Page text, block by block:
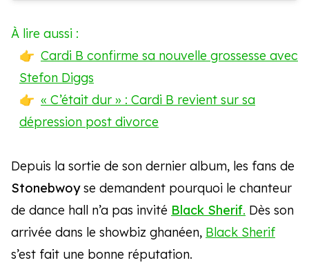
Depuis la sortie de son dernier album, les fans de
Stonebwoyse demandent pourquoi le chanteur
de dance hall n’a pas invité Black Sherif. Dès son
arrivée dans le showbiz ghanéen, Black Sherif
s’est fait une bonne réputation.
À lire aussi :
Cardi B confirme sa nouvelle grossesse avec
Stefon Diggs
« C’était dur » : Cardi B revient sur sa
dépression post divorce